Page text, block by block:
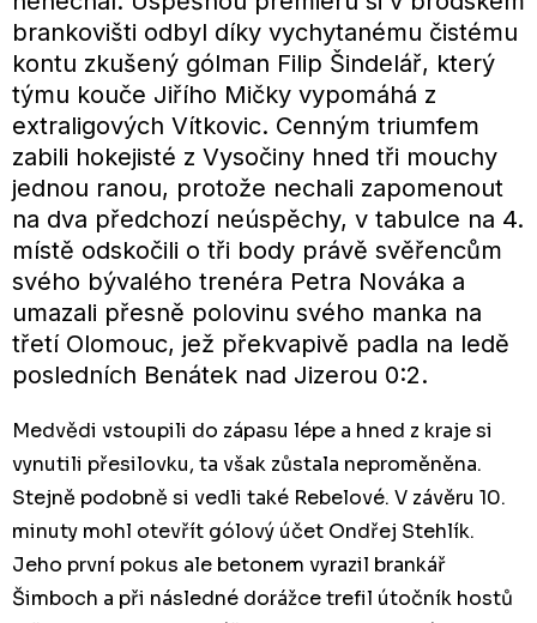
brankovišti odbyl díky vychytanému čistému
kontu zkušený gólman Filip Šindelář, který
týmu kouče Jiřího Mičky vypomáhá z
extraligových Vítkovic. Cenným triumfem
zabili hokejisté z Vysočiny hned tři mouchy
jednou ranou, protože nechali zapomenout
na dva předchozí neúspěchy, v tabulce na 4.
místě odskočili o tři body právě svěřencům
svého bývalého trenéra Petra Nováka a
umazali přesně polovinu svého manka na
třetí Olomouc, jež překvapivě padla na ledě
posledních Benátek nad Jizerou 0:2.
Medvědi vstoupili do zápasu lépe a hned z kraje si
vynutili přesilovku, ta však zůstala neproměněna.
Stejně podobně si vedli také Rebelové. V závěru 10.
minuty mohl otevřít gólový účet Ondřej Stehlík.
Jeho první pokus ale betonem vyrazil brankář
Šimboch a při následné dorážce trefil útočník hostů